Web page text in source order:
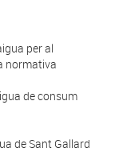
per al
normativa
de consum
de Sant Gallard